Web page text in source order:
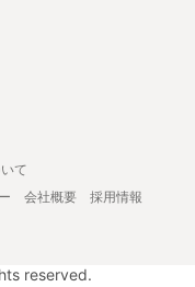
て
会社概要
採用情報
reserved.